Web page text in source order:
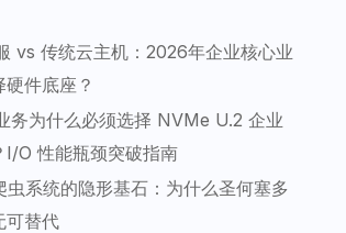
vs 传统云主机：2026年企业核心业
件底座？
务为什么必须选择 NVMe U.2 企业
I/O 性能瓶颈突破指南
虫系统的隐形基石：为什么圣何塞多
可替代